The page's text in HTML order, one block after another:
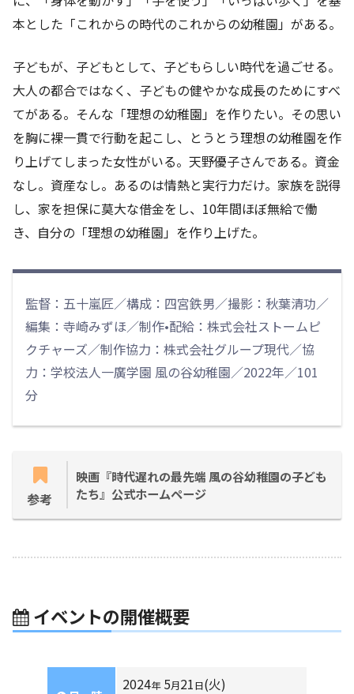
本とした「これからの時代のこれからの幼稚園」がある。
子どもが、子どもとして、子どもらしい時代を過ごせる。
大人の都合ではなく、子どもの健やかな成長のためにすべ
てがある。そんな「理想の幼稚園」を作りたい。その思い
を胸に裸一貫で行動を起こし、とうとう理想の幼稚園を作
り上げてしまった女性がいる。天野優子さんである。資金
なし。資産なし。あるのは情熱と実行力だけ。家族を説得
し、家を担保に莫大な借金をし、10年間ほぼ無給で働
き、自分の「理想の幼稚園」を作り上げた。
監督：五十嵐匠／構成：四宮鉄男／撮影：秋葉清功／
編集：寺崎みずほ／制作•配給：株式会社ストームピ
クチャーズ／制作協力：株式会社グループ現代／協
力：学校法人一廣学園 風の谷幼稚園／2022年／101
分
参考
映画『時代遅れの最先端 風の谷幼稚園の子ども
たち』公式ホームページ
イベントの開催概要
2024年5月21日(火)